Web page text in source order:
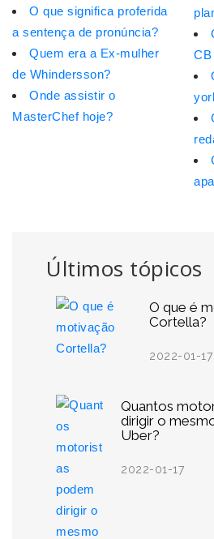
Últimos tópicos
O que é
Cortella?
2022-01-17
Quantos
dirigir o
Uber?
2022-01-17
O que significa proferida
a sentença de pronúncia?
Quem era a Ex-mulher
de Whindersson?
Onde assistir o
MasterChef hoje?
CB